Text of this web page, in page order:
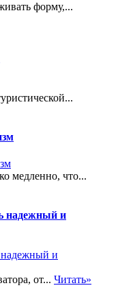
форму,...
медленно, что...
надежный и
от... Читать»